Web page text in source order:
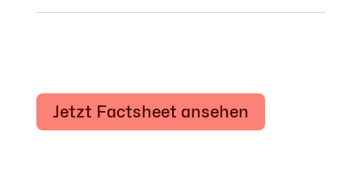
Jetzt Factsheet ansehen